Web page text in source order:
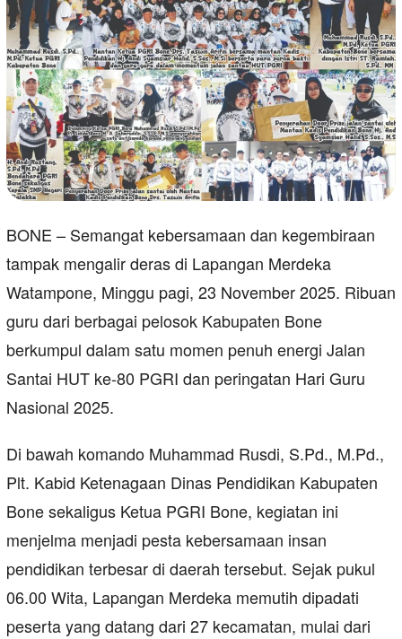
BONE – Semangat kebersamaan dan kegembiraan
tampak mengalir deras di Lapangan Merdeka
Watampone, Minggu pagi, 23 November 2025. Ribuan
guru dari berbagai pelosok Kabupaten Bone
berkumpul dalam satu momen penuh energi Jalan
Santai HUT ke-80 PGRI dan peringatan Hari Guru
Nasional 2025.
Di bawah komando Muhammad Rusdi, S.Pd., M.Pd.,
Plt. Kabid Ketenagaan Dinas Pendidikan Kabupaten
Bone sekaligus Ketua PGRI Bone, kegiatan ini
menjelma menjadi pesta kebersamaan insan
pendidikan terbesar di daerah tersebut. Sejak pukul
06.00 Wita, Lapangan Merdeka memutih dipadati
peserta yang datang dari 27 kecamatan, mulai dari